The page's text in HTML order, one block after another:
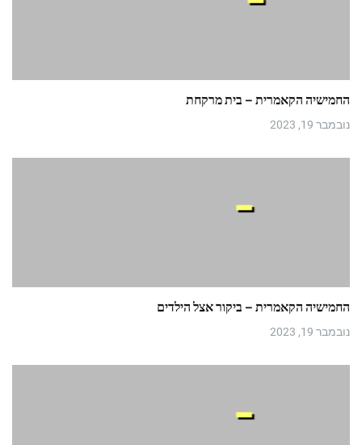
החמישיה הקאמרית – בית מרקחת
נובמבר 19, 2023
החמישיה הקאמרית – ביקור אצל הילדים
נובמבר 19, 2023